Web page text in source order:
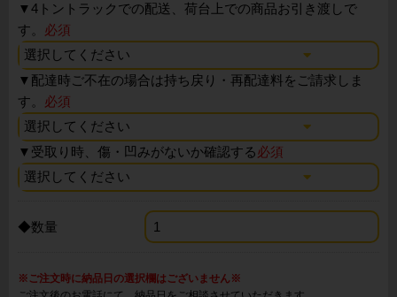
▼4トントラックでの配送、荷台上での商品お引き渡しで
す。 必須
▼ 配達時ご不在の場合は持ち戻り・再配達料をご請求しま
す。 必須
▼ 受取り時、傷・凹みがないか確認する必須
◆数量
※ご注文時に納品日の選択欄はございません※